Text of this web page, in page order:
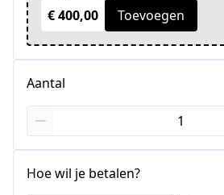
€ 400,00
Toevoegen
Aantal
Hoe wil je betalen?